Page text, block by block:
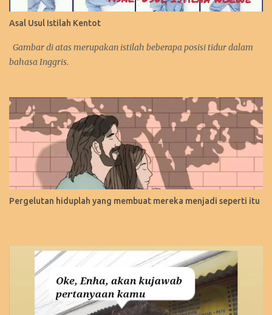
Asal Usul Istilah Kentot
Gambar di atas merupakan istilah beberapa posisi tidur dalam
bahasa Inggris.
Pergelutan hiduplah yang membuat mereka menjadi seperti itu